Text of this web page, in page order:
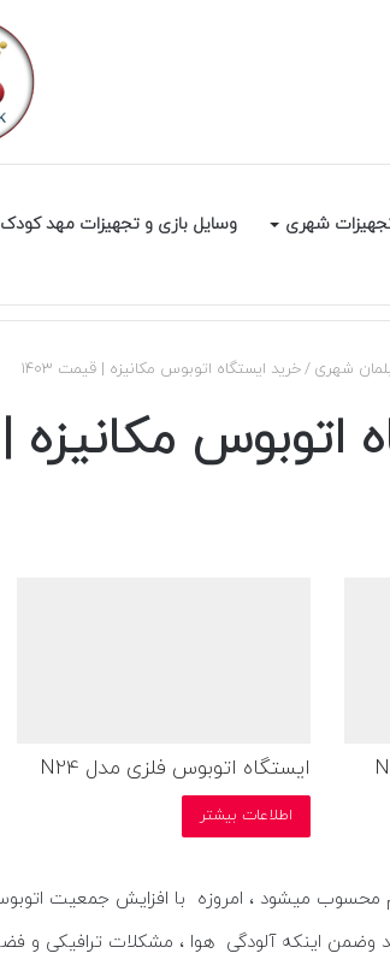
شهری وسایل بازی و تجهیزات مهد کودک
شهری /خرید ایستگاه اتوبوس مکانیزه | قیمت 1403
مکانیزه |
ایستگاه اتوبوس فلزی مدل N24
اطلاعات بیشتر
میشود ، امروزه با افزایش جمعیت
وضمن اینکه آلودگی هوا ، مشکلات ترافیکی و